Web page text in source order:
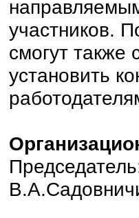
участников.
смогут также
установить